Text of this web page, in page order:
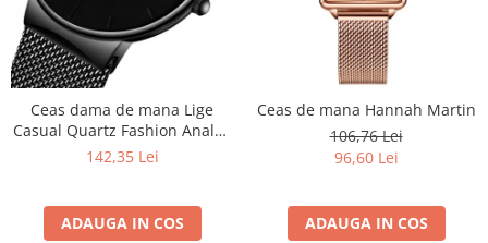
Ceas dama de mana Lige
Casual Quartz Fashion Analog
Negru
142,35 Lei
ADAUGA IN COS
Ceas de mana Hannah Martin
106,76 Lei
96,60 Lei
ADAUGA IN COS